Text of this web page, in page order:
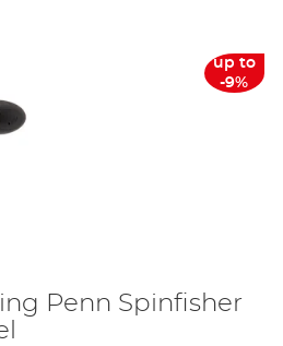
up to
-9%
Penn Spinfisher